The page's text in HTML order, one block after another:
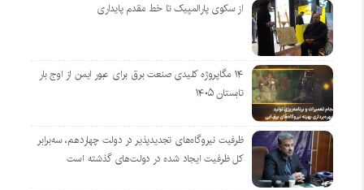
از سکوی پارالمپیک تا خط مقدم پایداری
۱۴ مگاپروژه‌ کلیدی صنعت برق برای عبور ایمن از اوج بار
تابستان ۱۴۰۵
ظرفیت نیروگاه‌های تجدیدپذیر در دولت چهاردهم، سه‌برابر
کل ظرفیت ایجاد شده در دولت‌های گذشته است